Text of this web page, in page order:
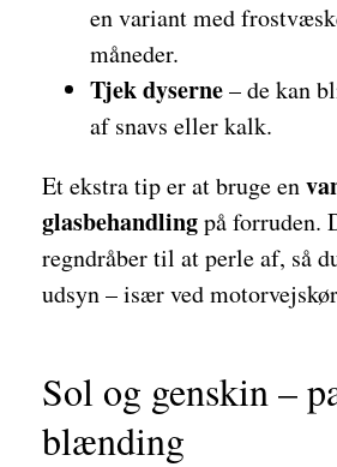
en variant med
måneder.
Tjek dyserne– de kan
af snavs eller kalk.
Et ekstra tip er at bruge en
glasbehandlingpå forruden.
regndråber til at perle af, så
udsyn – især ved
Sol og genskin –
blænding